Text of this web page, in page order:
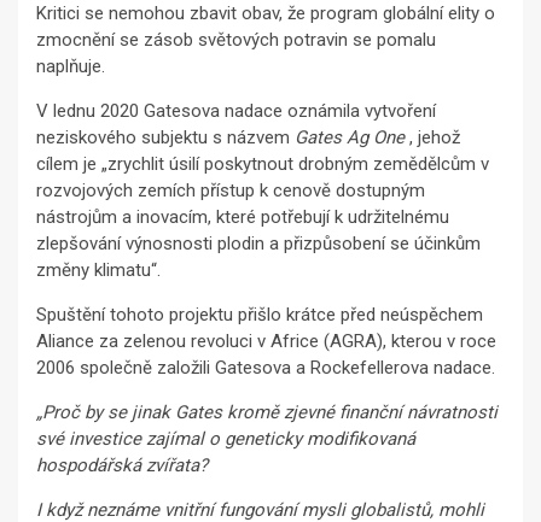
Kritici se nemohou zbavit obav, že program globální elity o
zmocnění se zásob světových potravin se pomalu
naplňuje.
V lednu 2020 Gatesova nadace oznámila vytvoření
neziskového subjektu s názvem Gates Ag One, jehož
cílem je „zrychlit úsilí poskytnout drobným zemědělcům v
rozvojových zemích přístup k cenově dostupným
nástrojům a inovacím, které potřebují k udržitelnému
zlepšování výnosnosti plodin a přizpůsobení se účinkům
změny klimatu“.
Spuštění tohoto projektu přišlo krátce před neúspěchem
Aliance za zelenou revoluci v Africe (AGRA), kterou v roce
2006 společně založili Gatesova a Rockefellerova nadace.
„Proč by se jinak Gates kromě zjevné finanční návratnosti
své investice zajímal o geneticky modifikovaná
hospodářská zvířata?
I když neznáme vnitřní fungování mysli globalistů, mohli